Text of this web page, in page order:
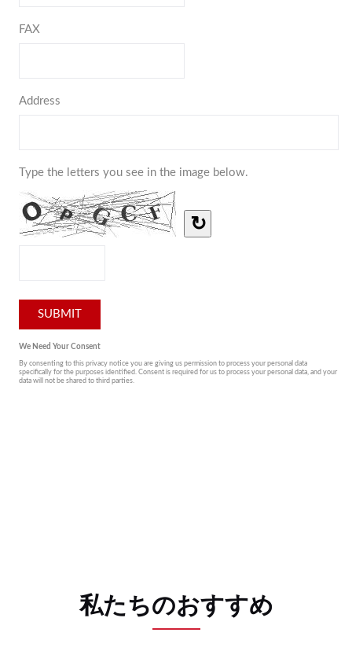
私たちのおすすめ